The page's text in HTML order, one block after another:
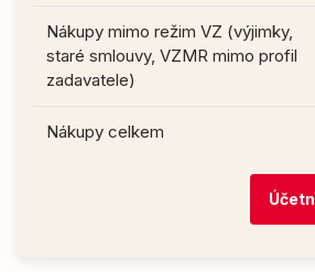
Nákupy mimo režim VZ (výjimky,
staré smlouvy, VZMR mimo profil
zadavatele)
Nákupy celkem